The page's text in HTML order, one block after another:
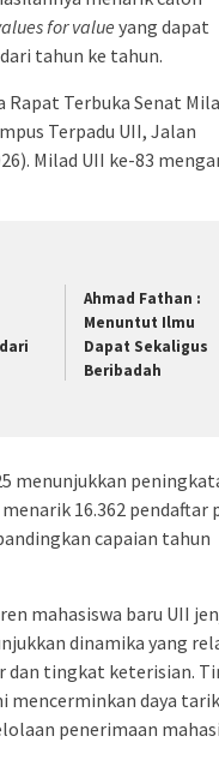
for valueyang dapat
tahun ke tahun.
Terbuka Senat
Terpadu UII, Jalan
Milad UII ke-83
Ahmad Fathan :
Menuntut Ilmu
Dapat Sekaligus
Beribadah
menunjukkan
16.362 pendaftar
capaian tahun
mahasiswa baru UII
dinamika yang
dan tingkat keterisian.
daya
penerimaan